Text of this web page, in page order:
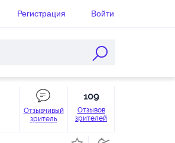
Регистрация Войти
Отзывчивый
зритель
109
Отзывов
зрителей